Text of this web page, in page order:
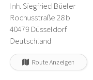
Inh. Siegfried Büeler
Rochusstraße 28 b
40479 Düsseldorf
Deutschland
Route Anzeigen